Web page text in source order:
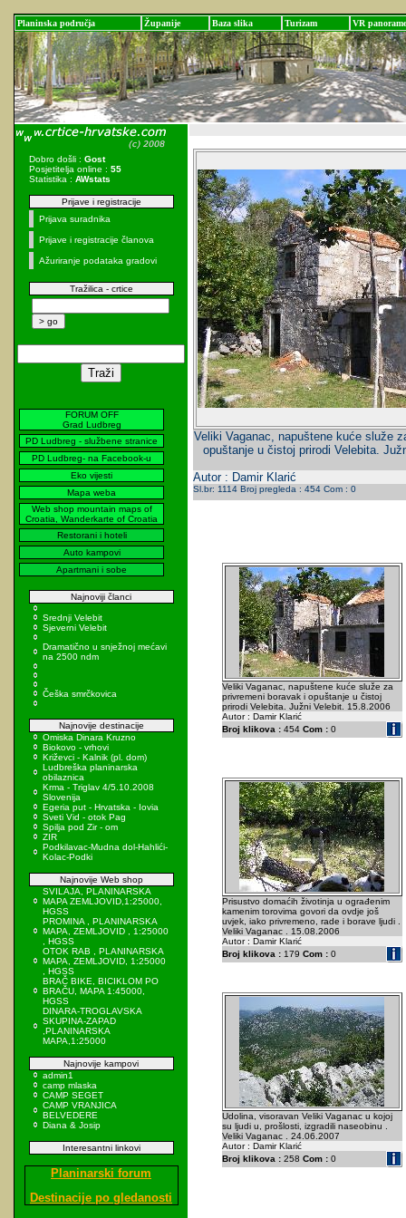
Planinska područja Županije Baza slika Turizam VR panorame
Dobro došli : Gost
Posjetitelja online : 55
Statistika : AWstats
Prijave i registracije
Prijava suradnika
Prijave i registracije članova
Ažuriranje podataka gradovi
Tražilica - crtice
FORUM OFF
Grad Ludbreg
PD Ludbreg - službene stranice
PD Ludbreg- na Facebook-u
Eko vijesti
Mapa weba
Web shop mountain maps of
Croatia, Wanderkarte of Croatia
Restorani i hoteli
Auto kampovi
Apartmani i sobe
Najnoviji članci
Srednji Velebit
Sjeverni Velebit
Dramatično u snježnoj mećavi
na 2500 ndm
Češka smrčkovica
Najnovije destinacije
Omiska Dinara Kruzno
Biokovo - vrhovi
Križevci - Kalnik (pl. dom)
Ludbreška planinarska
obilaznica
Krma - Triglav 4/5.10.2008
Slovenija
Egeria put - Hrvatska - Iovia
Sveti Vid - otok Pag
Spilja pod Zir - om
ZIR
Podkilavac-Mudna dol-Hahlići-
Kolac-Podki
Najnovije Web shop
SVILAJA, PLANINARSKA
MAPA ZEMLJOVID,1:25000,
HGSS
PROMINA , PLANINARSKA
MAPA, ZEMLJOVID , 1:25000
, HGSS
OTOK RAB , PLANINARSKA
MAPA, ZEMLJOVID, 1:25000
, HGSS
BRAČ BIKE, BICIKLOM PO
BRAČU, MAPA 1:45000,
HGSS
DINARA-TROGLAVSKA
SKUPINA-ZAPAD
,PLANINARSKA
MAPA,1:25000
Najnovije kampovi
admin1
camp mlaska
CAMP SEGET
CAMP VRANJICA
BELVEDERE
Diana & Josip
Interesantni linkovi
Planinarski forum
Destinacije po gledanosti
Veliki Vaganac, napuštene kuće služe
opuštanje u čistoj prirodi Velebita.
Autor : Damir Klarić
Sl.br: 1114 Broj pregleda : 454 Com : 0
Veliki Vaganac, napuštene kuće služe za
privremeni boravak i opuštanje u čistoj
prirodi Velebita. Južni Velebit. 15.8.2006
Autor : Damir Klarić
Broj klikova :454 Com :0
Prisustvo domaćih životinja u ograđenim
kamenim torovima govori da ovdje još
uvjek, iako privremeno, rade i borave ljudi .
Veliki Vaganac . 15.08.2006
Autor : Damir Klarić
Broj klikova :179 Com :0
Udolina, visoravan Veliki Vaganac u kojoj
su ljudi u, prošlosti, izgradili naseobinu .
Veliki Vaganac . 24.06.2007
Autor : Damir Klarić
Broj klikova :258 Com :0